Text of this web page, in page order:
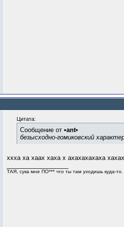
Цитата:
Сообщение от •ant•
безысходно-гомиковский
ххха ха хаах хаха х ахахахахаха
ТАЯ, сука мне ПО*** что ты там уходишь куда-